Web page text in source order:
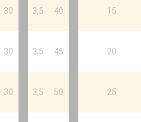
30 3,5 40 15
30 3,5 45 20
30 3,5 50 25